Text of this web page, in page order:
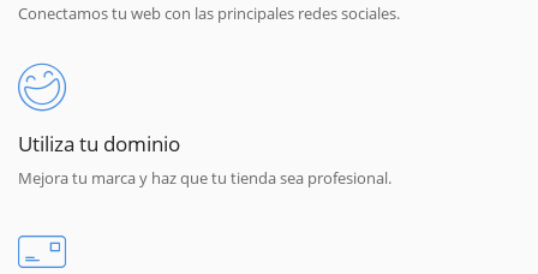
Conectamos tu web con las principales redes sociales.
Utiliza tu dominio
Mejora tu marca y haz que tu tienda sea profesional.